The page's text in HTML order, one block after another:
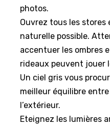
photos.
Ouvrez tous les stores
naturelle possible.
accentuer les ombres
rideaux peuvent jouer
Un ciel gris vous
meilleur équilibre
l’extérieur.
Eteignez les lumières